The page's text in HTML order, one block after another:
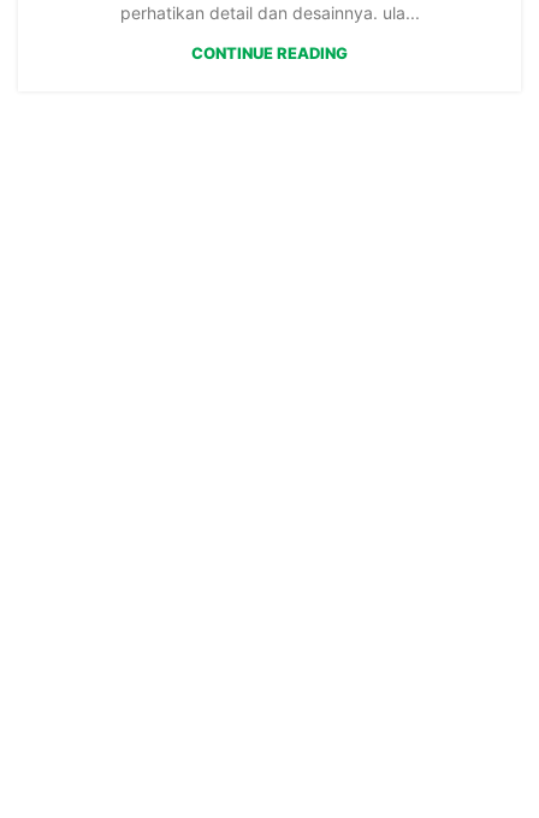
perhatikan detail dan desainnya. ula...
CONTINUE READING